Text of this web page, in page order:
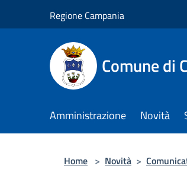
Regione Campania
Comune di
Amministrazione Novità
Home > Novità >